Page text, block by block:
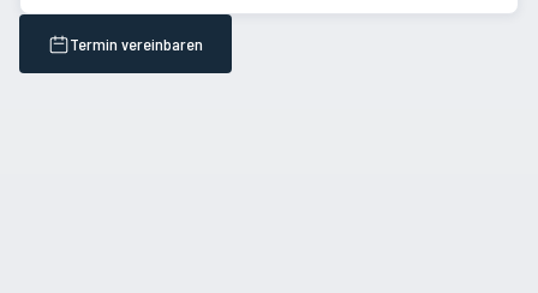
Termin vereinbaren